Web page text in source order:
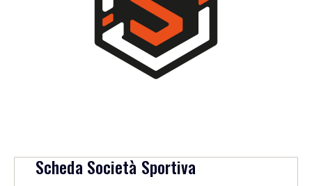
Scheda Società Sportiva